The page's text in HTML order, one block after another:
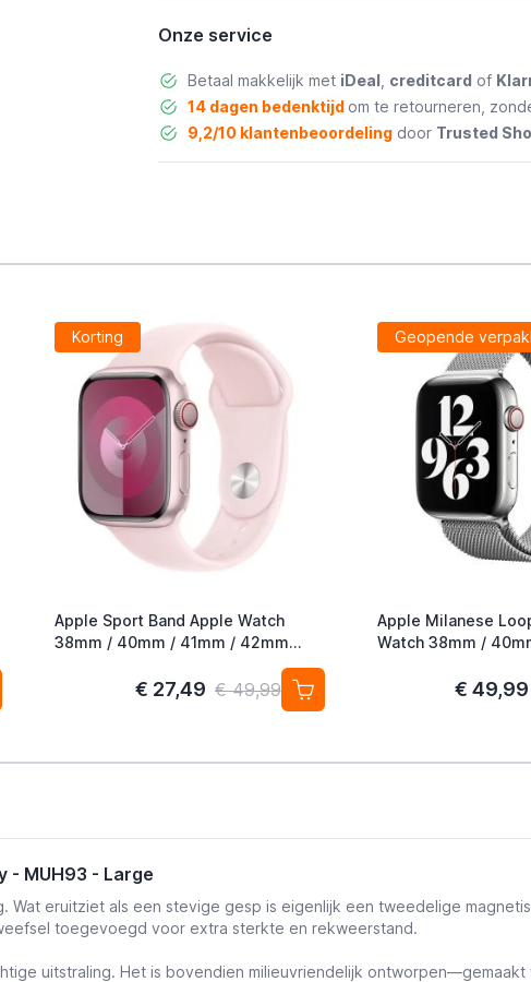
Onze service
Betaal makkelijk met iDeal creditcard of
14 dagen bedenktijd om te retourneren,
9,2/10 klantenbeoordelingdoor Trusted
Korting
Apple Sport Band Apple Watch
38mm / 40mm / 41mm / 42mm
€ 27,49 € 49,99
Geopende
Apple Milanese
Watch 38mm /
€ 49,99
- MUH93 - Large
eruitziet als een stevige gesp is eigenlijk een tweedelige
toegevoegd voor extra sterkte en rekweerstand.
uitstraling. Het is bovendien milieuvriendelijk